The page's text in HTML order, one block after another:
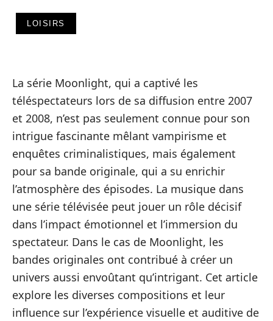
LOISIRS
La série Moonlight, qui a captivé les
téléspectateurs lors de sa diffusion entre 2007
et 2008, n’est pas seulement connue pour son
intrigue fascinante mêlant vampirisme et
enquêtes criminalistiques, mais également
pour sa bande originale, qui a su enrichir
l’atmosphère des épisodes. La musique dans
une série télévisée peut jouer un rôle décisif
dans l’impact émotionnel et l’immersion du
spectateur. Dans le cas de Moonlight, les
bandes originales ont contribué à créer un
univers aussi envoûtant qu’intrigant. Cet article
explore les diverses compositions et leur
influence sur l’expérience visuelle et auditive de